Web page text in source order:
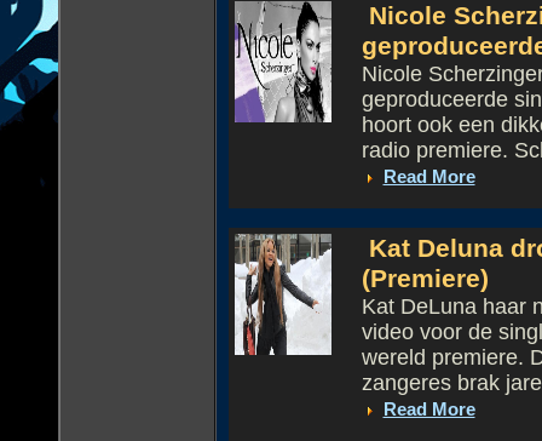
Nicole
Nicole
geproduceerde
hoort ook een
radio premiere.
Read More
Kat Deluna
(Premiere)
Kat DeLuna haar
video voor de
wereld premiere.
zangeres brak
Read More